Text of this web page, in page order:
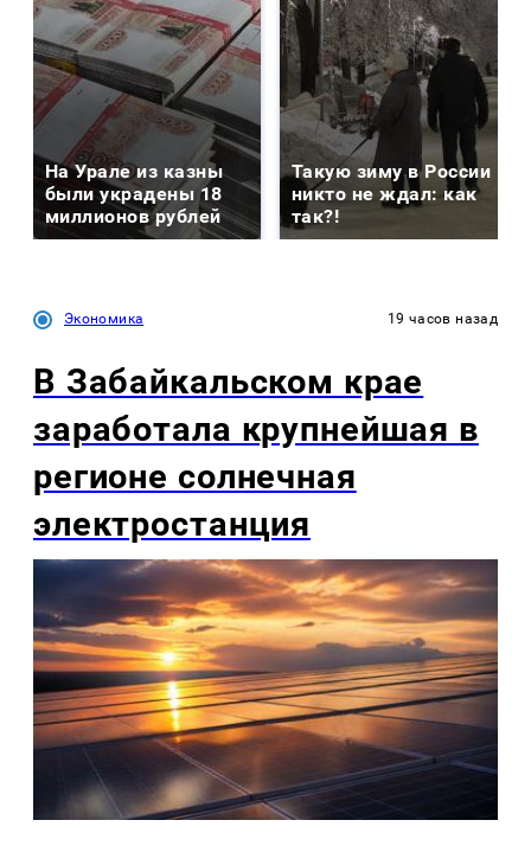
На Урале из казны
были украдены 18
миллионов рублей
Такую зиму в России
никто не ждал: как
так?!
Экономика 19 часов назад
В Забайкальском крае
заработала крупнейшая в
регионе солнечная
электростанция